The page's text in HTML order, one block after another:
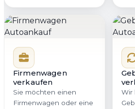
Firmenwagen
verkaufen
Sie möchten einen
Firmenwagen oder eine
Wir